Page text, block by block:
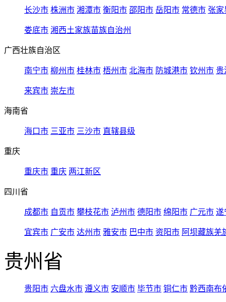
长沙市 株洲市 湘潭市 衡阳市 邵阳市 岳阳市 常德市 张家
娄底市 湘西土家族苗族自治州
广西壮族自治区
南宁市 柳州市 桂林市 梧州市 北海市 防城港市 钦州市 贵
来宾市 崇左市
海南省
海口市 三亚市 三沙市 直辖县级
重庆
重庆市 重庆 两江新区
四川省
成都市 自贡市 攀枝花市 泸州市 德阳市 绵阳市 广元市 遂
宜宾市 广安市 达州市 雅安市 巴中市 资阳市 阿坝藏族羌
贵州省
贵阳市 六盘水市 遵义市 安顺市 毕节市 铜仁市 黔西南布